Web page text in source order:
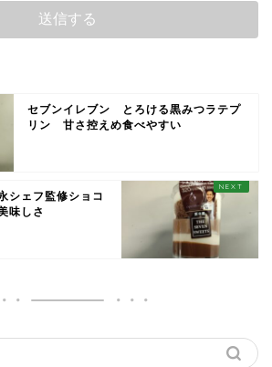
セブンイレブン とろける黒みつラテプ
リン 甘さ控えめ食べやすい
シェフ監修ショコ
味しさ